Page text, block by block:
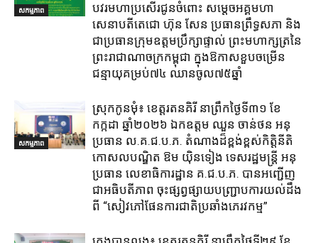
សកម្មភាព
បវរមហាប្រសើរជូនចំពោះ សម្តេចអគ្គមហា
សេនាបតីតេជោ ហ៊ុន សែន ប្រធានព្រឹទ្ធសភា និង
ជាប្រធានក្រុមឧត្តមប្រឹក្សាផ្ទាល់ ព្រះមហាក្សត្រនៃ
ព្រះរាជាណាចក្រកម្ពុជា ក្នុងឱកាសខួបចម្រើន
ជន្មាយុគម្រប់៧៤ ឈានចូល៧៥ឆ្នាំ
សកម្មភាព
ស្រុក​កូនមុំ៖ ខេត្ត​រតនគិរី​ នាព្រឹកថ្ងៃទី៣១​ ខែ
កក្កដា ឆ្នាំ២០២៦ ឯកឧត្តម​ ឈួន ចាន់ថន អនុ
ប្រធាន ល.គ.ជ.ប.ភ. តំណាង​ដ៏ខ្ពង់ខ្ពស់​កិត្តិនីតិ
កោសលបណ្ឌិត​ ឱម​ យ៉ិនទៀង​ ទេសរដ្ឋមន្រ្តី​ អនុ
ប្រធាន​ លេខាធិការ​ដ្ឋាន​ គ.ជ.ប.ភ​. បានអញ្ជើញ
ជាអធិបតីភាព​ ចុះផ្សព្វផ្សាយ​បញ្ជ្រាប​ការ​យល់​ដឹង​
ពី​ “សៀវភៅផែនការជាតិប្រឆាំងភេរវកម្ម”